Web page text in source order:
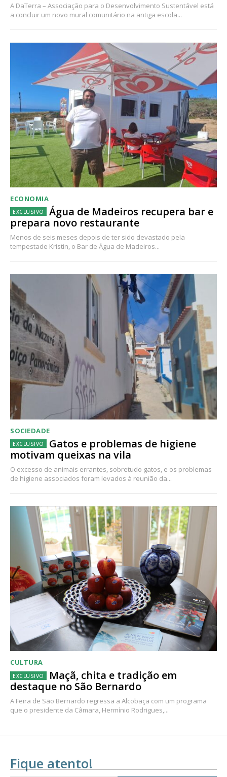
A DaTerra – Associação para o Desenvolvimento Sustentável está
a concluir um novo mural comunitário na antiga escola...
ECONOMIA
Água de Madeiros recupera bar e
prepara novo restaurante
Menos de seis meses depois de ter sido devastado pela
tempestade Kristin, o Bar de Água de Madeiros...
SOCIEDADE
Gatos e problemas de higiene
motivam queixas na vila
O excesso de animais errantes, sobretudo gatos, e os problemas
de higiene associados foram levados à reunião da...
CULTURA
Maçã, chita e tradição em
destaque no São Bernardo
A Feira de São Bernardo regressa a Alcobaça com um programa
que o presidente da Câmara, Hermínio Rodrigues,...
Fique atento!